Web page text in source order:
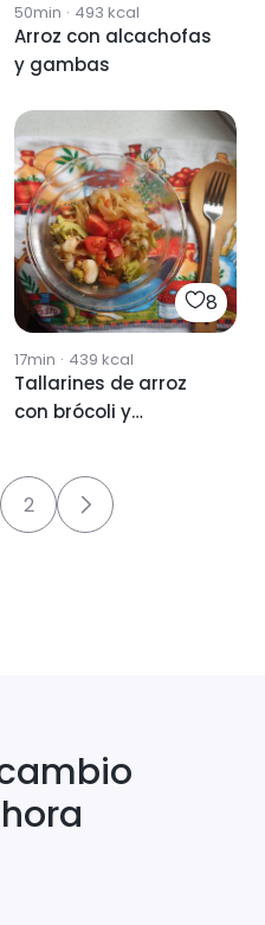
50min · 493 kcal
Arroz con alcachofas
y gambas
8
17min · 439 kcal
Tallarines de arroz
con brócoli y
2